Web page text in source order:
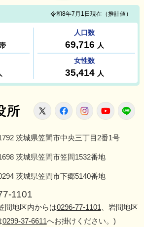
笠間市役所
X FacebookInstagram
茨城県笠間市中央三丁目2番1号
茨城県笠間市笠間1532番地
茨城県笠間市下郷5140番地
1101
間地区内からは0296-77-1101 、岩間地区
0299-37-6611へお掛けください。)